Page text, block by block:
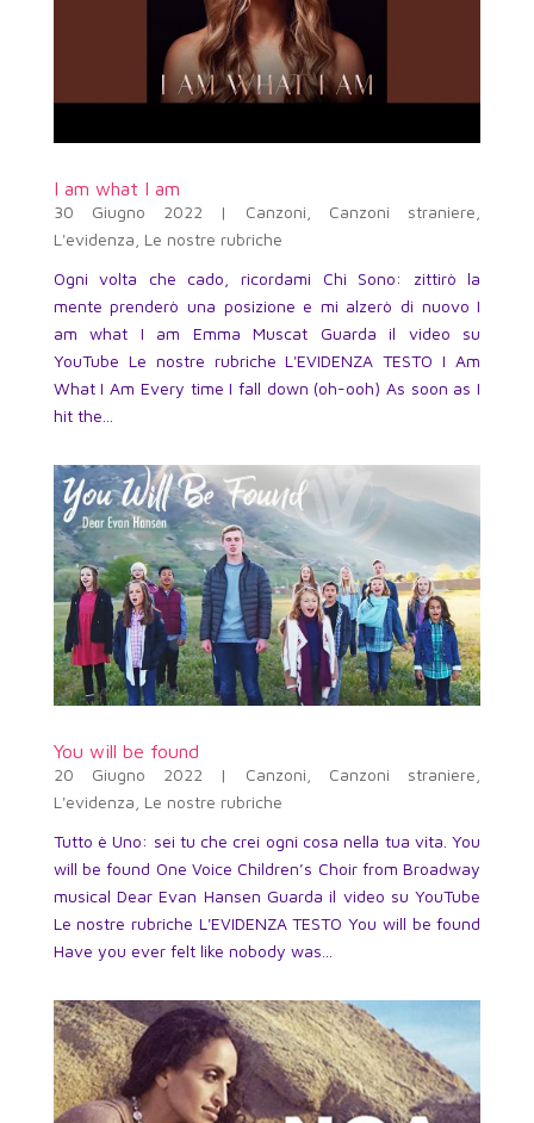
I am what I am
30 Giugno 2022 | Canzoni Canzoni straniere
L'evidenza Le nostre rubriche
Ogni volta che cado, ricordami Chi Sono: zittirò la
mente prenderò una posizione e mi alzerò di nuovo I
am what I am Emma Muscat Guarda il video su
YouTube Le nostre rubriche L'EVIDENZA TESTO I Am
What I Am Every time I fall down (oh-ooh) As soon as I
hit the...
You will be found
20 Giugno 2022 | Canzoni Canzoni straniere
L'evidenza Le nostre rubriche
Tutto è Uno: sei tu che crei ogni cosa nella tua vita. You
will be found One Voice Children’s Choir from Broadway
musical Dear Evan Hansen Guarda il video su YouTube
Le nostre rubriche L'EVIDENZA TESTO You will be found
Have you ever felt like nobody was...